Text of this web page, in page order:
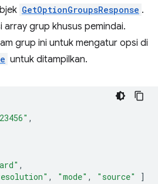
GetOptionGroupsResponse .
array grup khusus pemindai.
grup ini untuk mengatur opsi di
untuk ditampilkan.
,
,
, "mode" , "source"
]